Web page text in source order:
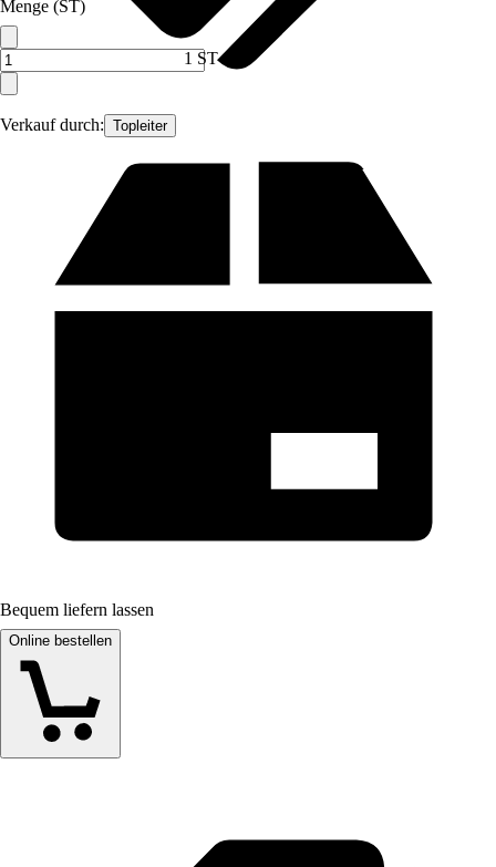
Verkauf durch: Topleiter
Menge (ST)
1 ST
Bequem liefern lassen
Online bestellen